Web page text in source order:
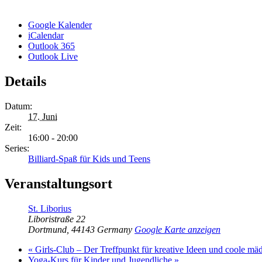
Google Kalender
iCalendar
Outlook 365
Outlook Live
Details
Datum:
17. Juni
Zeit:
16:00 - 20:00
Series:
Billiard-Spaß für Kids und Teens
Veranstaltungsort
St. Liborius
Liboristraße 22
Dortmund 44143 Germany Google Karte anzeigen
« Girls-Club – Der Treffpunkt für kreative Ideen und coole
Yoga-Kurs für Kinder und Jugendliche »